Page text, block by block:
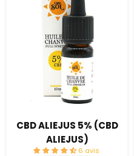
CBD ALIEJUS 5% (CBD
ALIEJUS)
6 avis